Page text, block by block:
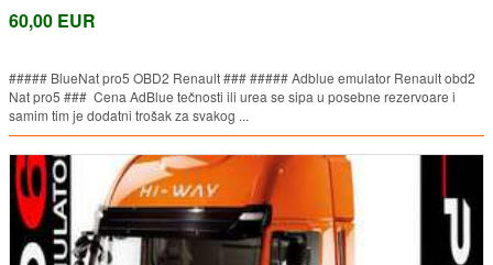
60,00 EUR
##### BlueNat pro5 OBD2 Renault ### ##### Adblue emulator Renault obd2
Nat pro5 ### Cena AdBlue tečnosti ili urea se sipa u posebne rezervoare i
samim tim je dodatni trošak za svakog ...